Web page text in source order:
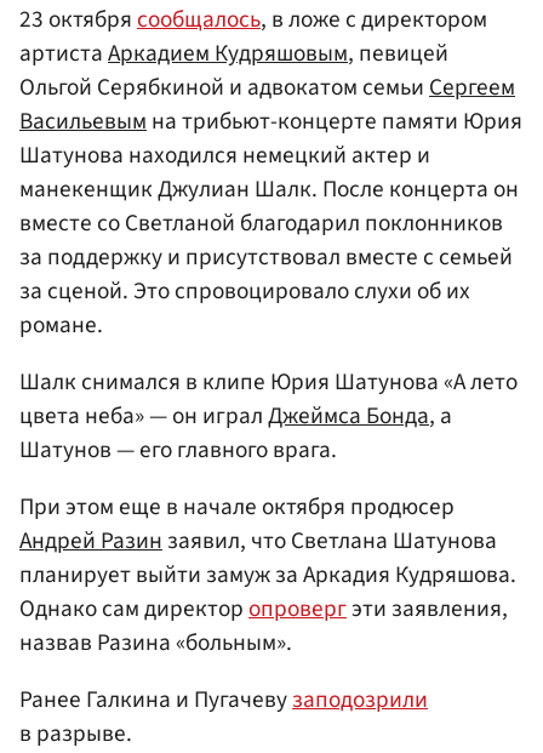
23 октября сообщалось, в ложе с директором
артистаАркадием Кудряшовым, певицей
Ольгой Серябкиной и адвокатом семьи Сергеем
Васильевым на трибьют-концерте памяти Юрия
Шатунова находился немецкий актер и
манекенщик Джулиан Шалк. После концерта он
вместе со Светланой благодарил поклонников
за поддержку и присутствовал вместе с семьей
за сценой. Это спровоцировало слухи об их
романе.
Шалк снимался в клипе Юрия Шатунова «А лето
цвета неба» — он игралДжеймса Бонда, а
Шатунов — его главного врага.
При этом еще в начале октября продюсер
Андрей Разинзаявил, что Светлана Шатунова
планирует выйти замуж за Аркадия Кудряшова.
Однако сам директоропровергэти заявления,
назвав Разина «больным».
Ранее Галкина и Пугачевузаподозрили
в разрыве.